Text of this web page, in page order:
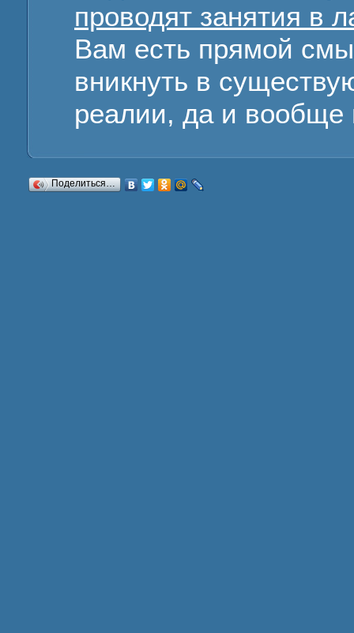
проводят занятия в
Вам есть прямой
вникнуть в
реалии, да и вообще
Поделиться…